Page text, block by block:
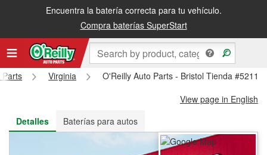
Encuentra la batería correcta para tu vehículo.
Compra baterías SuperStart
Recibe tu orden gratis al día siguiente o recógela en la tienda
Parts Virginia
O'Reilly Auto Parts - Bristol Tienda #5211
View page in English
Detalles
Baterías para autos